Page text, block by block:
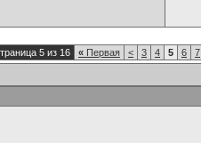
5 из 16 « Первая < 3 4 5 6 7